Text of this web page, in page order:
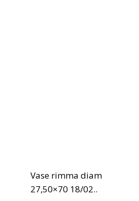
Vase rimma diam
27,50×70 18/02..